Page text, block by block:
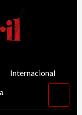
Internacional